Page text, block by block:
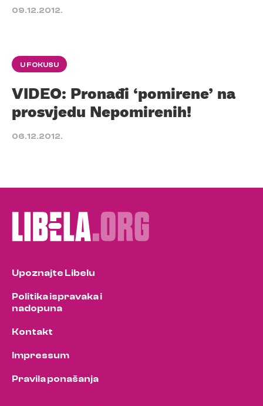
09.12.2012.
U FOKUSU
VIDEO: Pronađi ‘pomirene’ na
prosvjedu Nepomirenih!
06.12.2012.
Upoznajte Libelu
Politika ispravaka i
nadopuna
Kontakt
Impressum
Pravila ponašanja